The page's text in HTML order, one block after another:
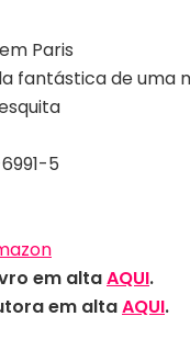
Paris
fantástica de uma
5
em altaAQUI.
em altaAQUI.